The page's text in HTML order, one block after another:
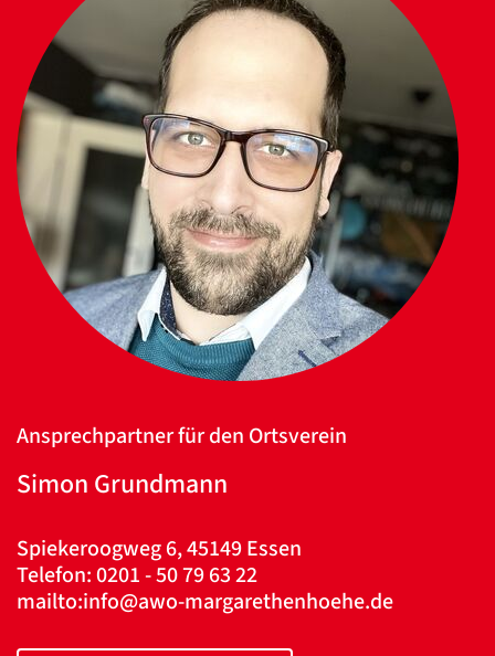
Ansprechpartner für den Ortsverein
Simon Grundmann
Spiekeroogweg 6, 45149 Essen
Telefon: 0201 - 50 79 63 22
mailto:info@awo-margarethenhoehe.de